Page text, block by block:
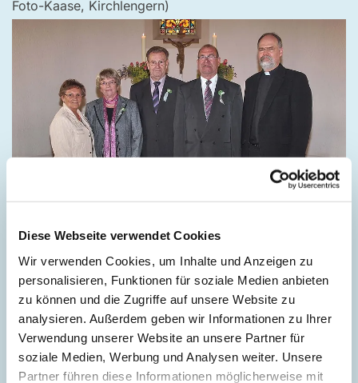
Diese Webseite verwendet Cookies
Wir verwenden Cookies, um Inhalte und Anzeigen zu
personalisieren, Funktionen für soziale Medien anbieten
zu können und die Zugriffe auf unsere Website zu
analysieren. Außerdem geben wir Informationen zu Ihrer
Verwendung unserer Website an unsere Partner für
soziale Medien, Werbung und Analysen weiter. Unsere
Partner führen diese Informationen möglicherweise mit
Foto-Kaase, Kirchlengern)
2012 Diamantene Konfirmation Bieren (Foto: Foto-
Kaase, Kirchlengern)